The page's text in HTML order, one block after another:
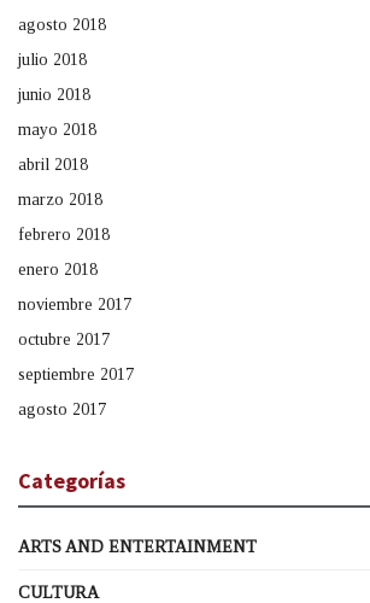
agosto 2018
julio 2018
junio 2018
mayo 2018
abril 2018
marzo 2018
febrero 2018
enero 2018
noviembre 2017
octubre 2017
septiembre 2017
agosto 2017
Categorías
ARTS AND ENTERTAINMENT
CULTURA